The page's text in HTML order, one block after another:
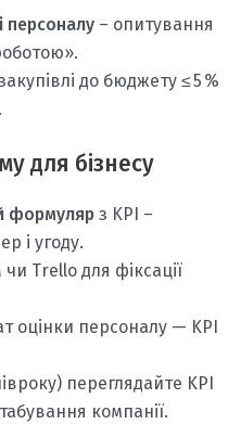
персоналу – опитування
до бюджету ≤ 5 %
для бізнесу
формуляр з KPI –
і угоду.
Trello для фіксації
оцінки персоналу — KPI
переглядайте KPI
компанії.